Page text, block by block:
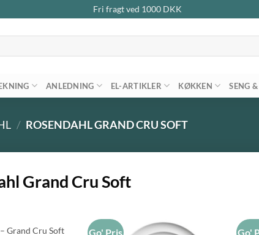
Fri fragt ved 1000DKK
ANLEDNING EL-ARTIKLER KØKKEN SENG
/ ROSENDAHL GRAND CRU SOFT
Grand Cru Soft
Grand Cru Soft
Go' Pris Go'